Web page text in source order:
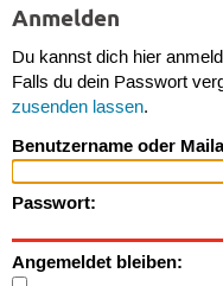
Anmelden
Du kannst dich hier
Falls du dein Passwort
zusenden lassen.
Benutzername oder
Passwort:
Angemeldet bleiben: